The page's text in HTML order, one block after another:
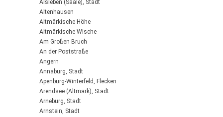
Alsleben (Saale), Stadt
Altenhausen
Altmärkische Höhe
Altmärkische Wische
Am Großen Bruch
An der Poststraße
Angern
Annaburg, Stadt
Apenburg-Winterfeld, Flecken
Arendsee (Altmark), Stadt
Arneburg, Stadt
Arnstein, Stadt